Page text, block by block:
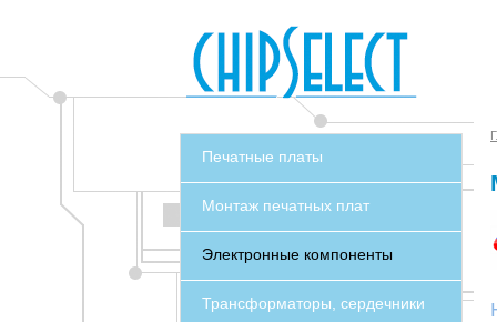
Печатные платы
Монтаж печатных плат
Электронные компоненты
Трансформаторы, сердечники